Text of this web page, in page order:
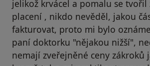
jelikož krvácel a pomalu se tvořil
placení , nikdo nevěděl, jakou
fakturovat, proto mi bylo
paní doktorku "nějakou nižší",
nemají zveřejněné ceny zákroků